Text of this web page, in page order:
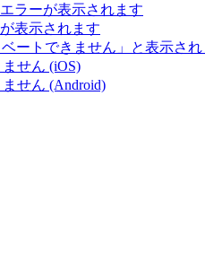
ラーが表示されます
表示されます
ートできません」と表示さ
せん (iOS)
せん (Android)